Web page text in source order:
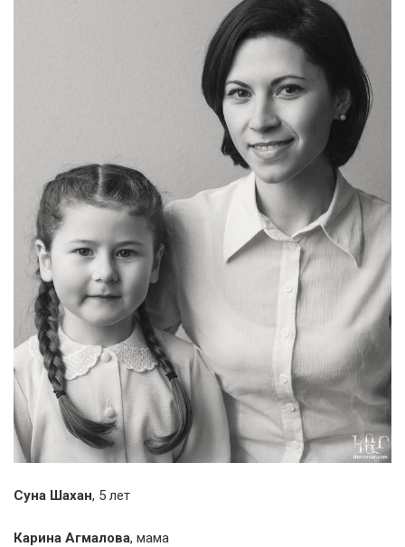
Суна Шахан, 5 лет
Карина Агмалова, мама